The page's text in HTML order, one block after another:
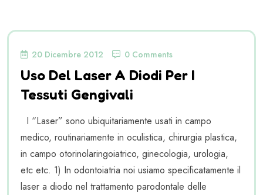
20 Dicembre 2012 0 Comments
Uso Del Laser A Diodi Per I
Tessuti Gengivali
I “Laser” sono ubiquitariamente usati in campo
medico, routinariamente in oculistica, chirurgia plastica,
in campo otorinolaringoiatrico, ginecologia, urologia,
etc etc. 1) In odontoiatria noi usiamo specificatamente il
laser a diodo nel trattamento parodontale delle